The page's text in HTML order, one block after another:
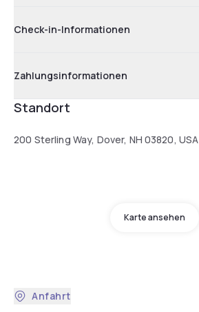
Check-in-Informationen
Zahlungsinformationen
Standort
200 Sterling Way, Dover, NH 03820, USA
Karte ansehen
Anfahrt